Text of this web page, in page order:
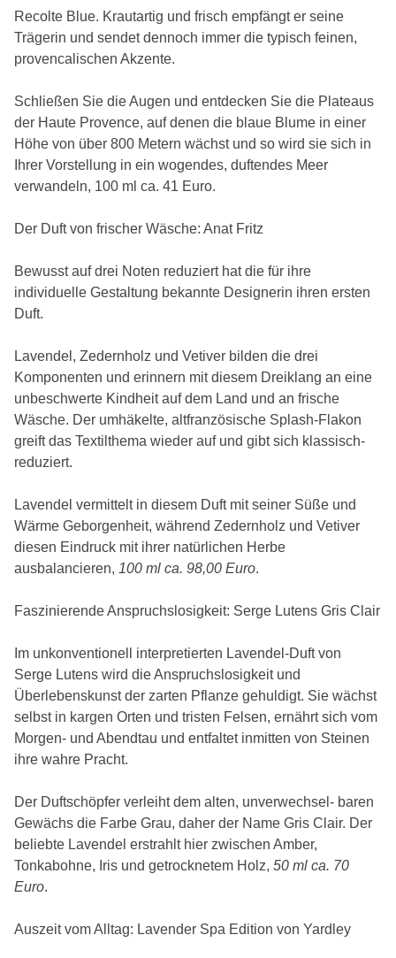
Recolte Blue. Krautartig und frisch empfängt er seine
Trägerin und sendet dennoch immer die typisch feinen,
provencalischen Akzente.
Schließen Sie die Augen und entdecken Sie die Plateaus
der Haute Provence, auf denen die blaue Blume in einer
Höhe von über 800 Metern wächst und so wird sie sich in
Ihrer Vorstellung in ein wogendes, duftendes Meer
verwandeln, 100 ml ca. 41 Euro.
Der Duft von frischer Wäsche: Anat Fritz
Bewusst auf drei Noten reduziert hat die für ihre
individuelle Gestaltung bekannte Designerin ihren ersten
Duft.
Lavendel, Zedernholz und Vetiver bilden die drei
Komponenten und erinnern mit diesem Dreiklang an eine
unbeschwerte Kindheit auf dem Land und an frische
Wäsche. Der umhäkelte, altfranzösische Splash-Flakon
greift das Textilthema wieder auf und gibt sich klassisch-
reduziert.
Lavendel vermittelt in diesem Duft mit seiner Süße und
Wärme Geborgenheit, während Zedernholz und Vetiver
diesen Eindruck mit ihrer natürlichen Herbe
ausbalancieren, 100 ml ca. 98,00 Euro.
Faszinierende Anspruchslosigkeit: Serge Lutens Gris Clair
Im unkonventionell interpretierten Lavendel-Duft von
Serge Lutens wird die Anspruchslosigkeit und
Überlebenskunst der zarten Pflanze gehuldigt. Sie wächst
selbst in kargen Orten und tristen Felsen, ernährt sich vom
Morgen- und Abendtau und entfaltet inmitten von Steinen
ihre wahre Pracht.
Der Duftschöpfer verleiht dem alten, unverwechsel- baren
Gewächs die Farbe Grau, daher der Name Gris Clair. Der
beliebte Lavendel erstrahlt hier zwischen Amber,
Tonkabohne, Iris und getrocknetem Holz, 50 ml ca. 70
Euro.
Auszeit vom Alltag: Lavender Spa Edition von Yardley